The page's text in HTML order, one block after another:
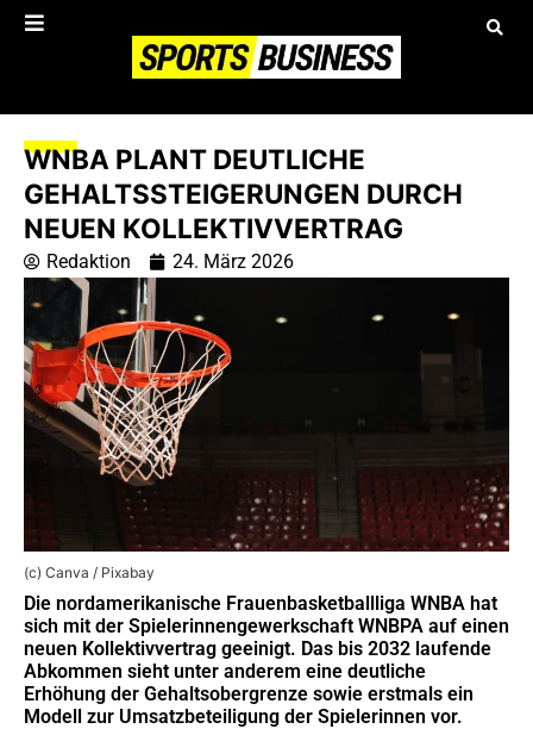
WNBA PLANT DEUTLICHE
GEHALTSSTEIGERUNGEN DURCH
NEUEN KOLLEKTIVVERTRAG
Redaktion 24. März 2026
(c) Canva / Pixabay
Die nordamerikanische Frauenbasketballliga WNBA hat
sich mit der Spielerinnengewerkschaft WNBPA auf einen
neuen Kollektivvertrag geeinigt. Das bis 2032 laufende
Abkommen sieht unter anderem eine deutliche
Erhöhung der Gehaltsobergrenze sowie erstmals ein
Modell zur Umsatzbeteiligung der Spielerinnen vor.